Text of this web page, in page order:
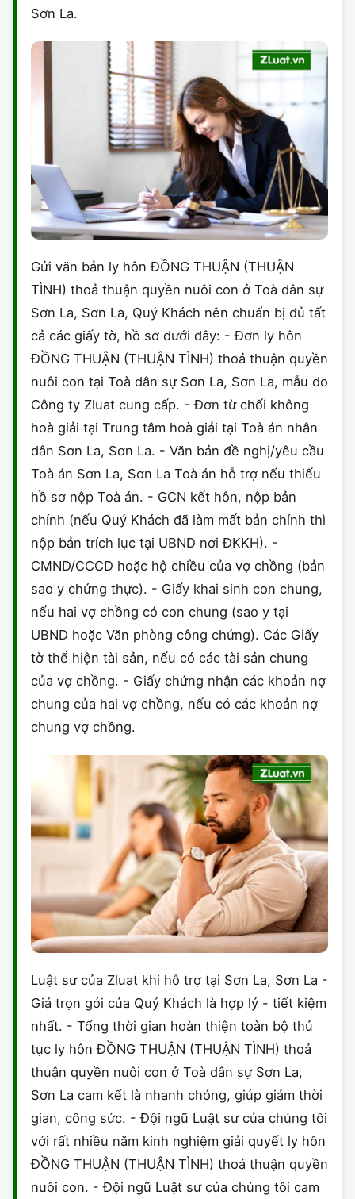
Sơn La.
Gửi văn bản ly hôn ĐỒNG THUẬN (THUẬN
TÌNH) thoả thuận quyền nuôi con ở Toà dân sự
Sơn La, Sơn La, Quý Khách nên chuẩn bị đủ tất
cả các giấy tờ, hồ sơ dưới đây: - Đơn ly hôn
ĐỒNG THUẬN (THUẬN TÌNH) thoả thuận quyền
nuôi con tại Toà dân sự Sơn La, Sơn La, mẫu do
Công ty Zluat cung cấp. - Đơn từ chối không
hoà giải tại Trung tâm hoà giải tại Toà án nhân
dân Sơn La, Sơn La. - Văn bản đề nghị/yêu cầu
Toà án Sơn La, Sơn La Toà án hỗ trợ nếu thiếu
hồ sơ nộp Toà án. - GCN kết hôn, nộp bản
chính (nếu Quý Khách đã làm mất bản chính thì
nộp bản trích lục tại UBND nơi ĐKKH). -
CMND/CCCD hoặc hộ chiều của vợ chồng (bản
sao y chứng thực). - Giấy khai sinh con chung,
nếu hai vợ chồng có con chung (sao y tại
UBND hoặc Văn phòng công chứng). Các Giấy
tờ thể hiện tài sản, nếu có các tài sản chung
của vợ chồng. - Giấy chứng nhận các khoản nợ
chung của hai vợ chồng, nếu có các khoản nợ
chung vợ chồng.
Luật sư của Zluat khi hỗ trợ tại Sơn La, Sơn La -
Giá trọn gói của Quý Khách là hợp lý - tiết kiệm
nhất. - Tổng thời gian hoàn thiện toàn bộ thủ
tục ly hôn ĐỒNG THUẬN (THUẬN TÌNH) thoả
thuận quyền nuôi con ở Toà dân sự Sơn La,
Sơn La cam kết là nhanh chóng, giúp giảm thời
gian, công sức. - Đội ngũ Luật sư của chúng tôi
với rất nhiều năm kinh nghiệm giải quyết ly hôn
ĐỒNG THUẬN (THUẬN TÌNH) thoả thuận quyền
nuôi con. - Đội ngũ Luật sư của chúng tôi cam